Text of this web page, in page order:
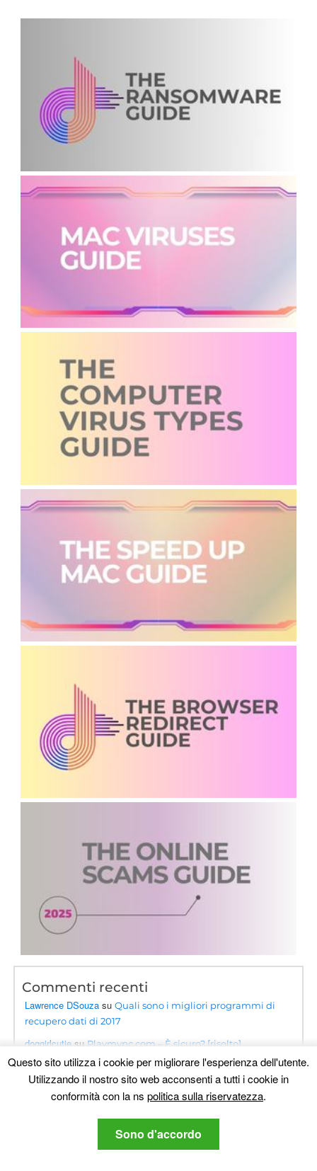
Commenti recenti
Lawrence DSouza suQuali sono i migliori programmi di
recupero dati di 2017
doggirlcutie su Playmypc.com – È sicuro? [risolto]
AIUTO
Elenco icone di sistema iPhone - Significato,
Nood Virus [.Nood Files] decrypt + Rimuoverla
Questo sito utilizza i cookie per migliorare l'esperienza dell'utente.
Utilizzando il nostro sito web acconsenti a tutti i cookie in
conformità con la ns politica sulla riservatezza.
Sono d'accordo